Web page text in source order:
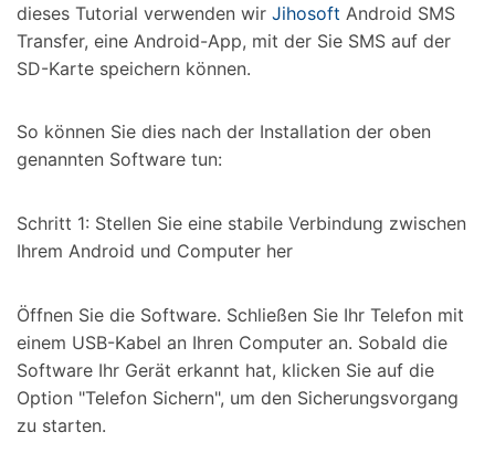
dieses Tutorial verwenden wir Jihosoft Android SMS
Transfer, eine Android-App, mit der Sie SMS auf der
SD-Karte speichern können.
So können Sie dies nach der Installation der oben
genannten Software tun:
Schritt 1: Stellen Sie eine stabile Verbindung zwischen
Ihrem Android und Computer her
Öffnen Sie die Software. Schließen Sie Ihr Telefon mit
einem USB-Kabel an Ihren Computer an. Sobald die
Software Ihr Gerät erkannt hat, klicken Sie auf die
Option "Telefon Sichern", um den Sicherungsvorgang
zu starten.